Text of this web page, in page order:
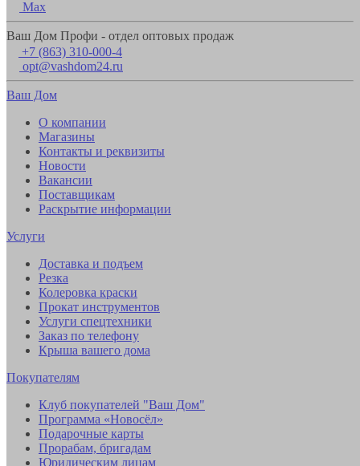
Max
Ваш Дом Профи - отдел оптовых продаж
+7 (863) 310-000-4
opt@vashdom24.ru
Ваш Дом
О компании
Магазины
Контакты и реквизиты
Новости
Вакансии
Поставщикам
Раскрытие информации
Услуги
Доставка и подъем
Резка
Колеровка краски
Прокат инструментов
Услуги спецтехники
Заказ по телефону
Крыша вашего дома
Покупателям
Клуб покупателей "Ваш Дом"
Программа «Новосёл»
Подарочные карты
Прорабам, бригадам
Юридическим лицам